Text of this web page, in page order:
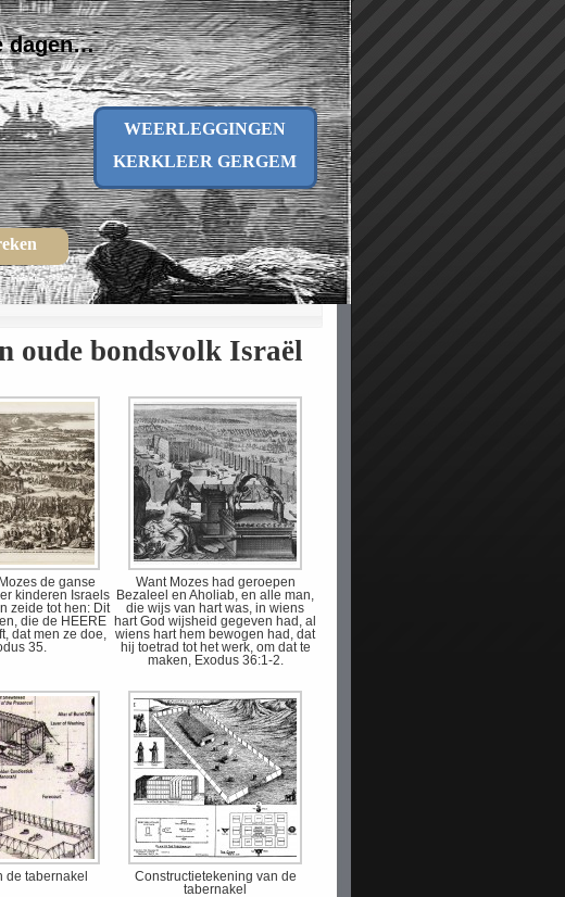
WEERLEGGINGEN
KERKLEER GERGEM
dagen…
oude bondsvolk Israël
de ganse
kinderen Israels
zeide tot hen: Dit
die de HEERE
dat men ze doe,
35.
Want Mozes had geroepen
Bezaleel en Aholiab, en alle man,
die wijs van hart was, in wiens
hart God wijsheid gegeven had, al
wiens hart hem bewogen had, dat
hij toetrad tot het werk, om dat te
maken, Exodus 36:1-2.
de tabernakel
Constructietekening van de
tabernakel